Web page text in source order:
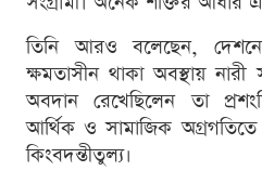
তিনি আরও বলেছেন,
ক্ষমতাসীন থাকা অবস্থায়
অবদান রেখেছিলেন তা
আর্থিক ও সামাজিক
কিংবদন্তীতুল্য।